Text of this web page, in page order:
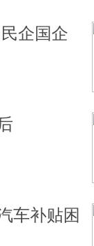
企国企
车补贴困